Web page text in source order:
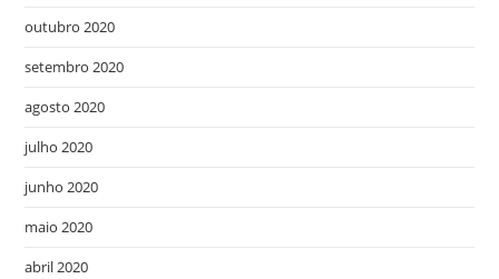
outubro 2020
setembro 2020
agosto 2020
julho 2020
junho 2020
maio 2020
abril 2020